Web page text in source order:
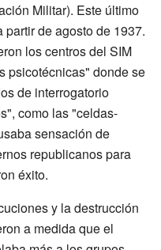
Militar). Este último
de agosto de 1937.
los centros del SIM
psicotécnicas" donde se
de interrogatorio
como las "celdas-
sensación de
republicanos para
éxito.
y la destrucción
a medida que el